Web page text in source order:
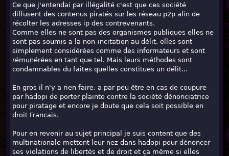
Ce que j'entendai par illégalité c'est que ces société
diffusent des contenus piratés sur les réseau p2p afin de
récolter les adresses ip des contrevenants.
Comme elles ne sont pas des organismes publiques elles ne
sont pas soumis a la non-incitation au délit, elles sont
simplement considérées comme des informateurs et sont
rémunérées en tant que tel. Mais leurs méthodes sont
condamnables du faites quelles constitues un délit...
En gros il n'y a rien faire, a par peu être en cas de coupure
par hadopi de porter plainte contre la société dénonciatrice
pour piratage et encore je doute que cela soit possible en
droit Francais.
Pour en revenir au sujet principal je suis content que des
multinationale mettent leur nez dans hadopi pour dénoncer
ses violations de libertés et de droit et ça même si elles